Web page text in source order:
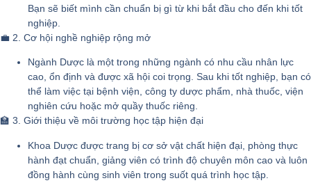
Bạn sẽ biết mình cần chuẩn bị gì từ khi bắt đầu cho đến khi tốt
nghiệp.
💼 2. Cơ hội nghề nghiệp rộng mở
Ngành Dược là một trong những ngành có nhu cầu nhân lực
cao, ổn định và được xã hội coi trọng. Sau khi tốt nghiệp, bạn có
thể làm việc tại bệnh viện, công ty dược phẩm, nhà thuốc, viện
nghiên cứu hoặc mở quầy thuốc riêng.
🏫 3. Giới thiệu về môi trường học tập hiện đại
Khoa Dược được trang bị cơ sở vật chất hiện đại, phòng thực
hành đạt chuẩn, giảng viên có trình độ chuyên môn cao và luôn
đồng hành cùng sinh viên trong suốt quá trình học tập.